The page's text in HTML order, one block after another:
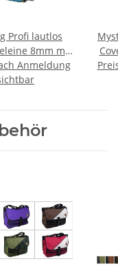
Profi lautlos
8mm mit
280cm
Anmeldung